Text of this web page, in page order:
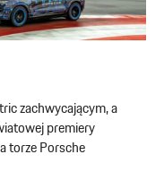
zachwycającym, a
premiery
torze Porsche